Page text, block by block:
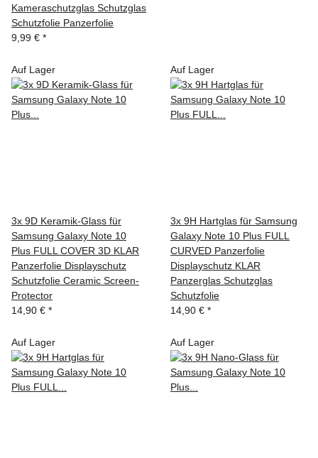
Kameraschutzglas Schutzglas
Schutzfolie Panzerfolie
9,99 € *
Auf Lager
3x 9D Keramik-Glass für
Samsung Galaxy Note 10
Plus FULL COVER 3D KLAR
Panzerfolie Displayschutz
Schutzfolie Ceramic Screen-
Protector
14,90 € *
Auf Lager
3x 9H Hartglas für Samsung
Galaxy Note 10 Plus FULL
CURVED Panzerfolie
Displayschutz KLAR
Panzerglas Schutzglas
Schutzfolie
14,90 € *
Auf Lager Auf Lager